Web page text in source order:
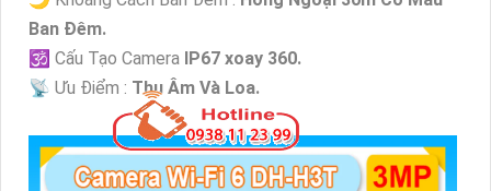
Ban Ðêm.
🕉️ Cấu Tạo Camera IP67 xoay 360.
️📡 Ưu Điểm : Thu Âm Và Loa.